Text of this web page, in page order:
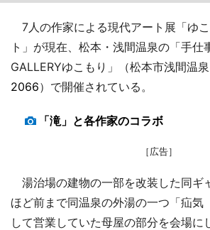
7人の作家による現代アート展「ゆ
ト」が現在、松本・浅間温泉の「手仕
GALLERYゆこもり」（松本市浅間温
2066）で開催されている。
「滝」と各作家のコラボ
［広告］
湯治場の建物の一部を改装した同ギ
ほど前まで同温泉の外湯の一つ「疝気
して営業していた母屋の部分を会場に